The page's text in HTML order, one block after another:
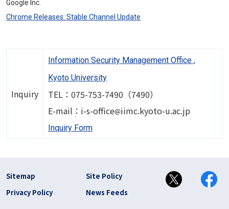
Google Inc.
Chrome Releases: Stable Channel Update
Inquiry
Information Security Management Office ,
Kyoto University
TEL：075-753-7490（7490）
E-mail：i-s-officeImage
iimc.kyoto-u.ac.jp
Inquiry Form
フッター リンク(en)
Sitemap
Site Policy
Privacy Policy
News Feeds